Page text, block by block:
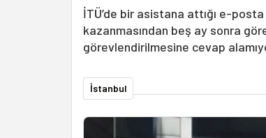
İTÜ’de bir asistana attığı e-
kazanmasından beş ay sonra
görevlendirilmesine cevap
İstanbul